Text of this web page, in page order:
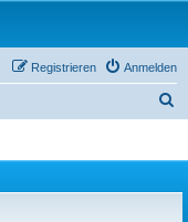
Anmelden
Registrieren